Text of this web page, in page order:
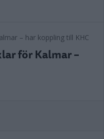
för Kalmar –